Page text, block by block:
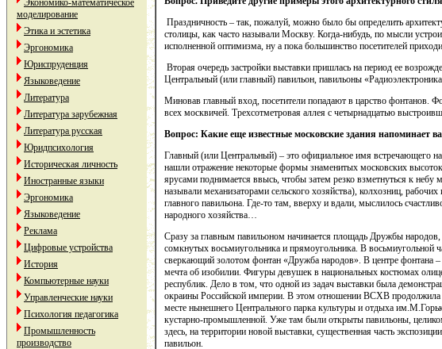
Экономико-математическое
моделирование
Этика и эстетика
Эргономика
Юриспруденция
Языковедение
Литература
Литература зарубежная
Литература русская
Юридпсихология
Историческая личность
Иностранные языки
Эргономика
Языковедение
Реклама
Цифровые устройства
История
Компьютерные науки
Управленческие науки
Психология педагогика
Промышленность
производство
Праздничность – так, пожалуй, можно было бы определить
столицы, как часто называли Москву. Когда-нибудь, по мысли
исполненной оптимизма, ну а пока большинство посетителей
Вторая очередь застройки выставки пришлась на период ее
Центральный (или главный) павильон, павильоны
Миновав главный вход, посетители попадают в царство фонтанов.
всех москвичей. Трехсотметровая аллея с четырнадцатью
Вопрос: Какие еще известные московские здания
Главный (или Центральный) – это официальное имя встречающего
нашли отражение некоторые формы знаменитых московских
ярусами поднимается ввысь, чтобы затем резко взметнуться к
называли механизаторами сельского хозяйства), колхозниц,
главного павильона. Где-то там, вверху и вдали, мыслилось
народного хозяйства…
Сразу за главным павильоном начинается площадь Дружбы
сомкнутых восьмиугольника и прямоугольника. В
сверкающий золотом фонтан «Дружба народов». В центре фонтана –
мечта об изобилии. Фигуры девушек в национальных костюмах
республик. Дело в том, что одной из задач выставки была
окраины Российской империи. В этом отношении ВСХВ продолжила
месте нынешнего Центрального парка культуры и отдыха
кустарно-промышленной. Уже там были открыты павильоны,
здесь, на территории новой выставки, существенная часть
павильон.